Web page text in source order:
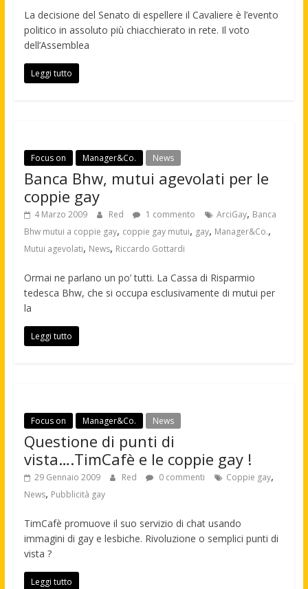
La decisione del Senato di espellere il Cavaliere è l’evento
politico in assoluto più chiacchierato in rete. Il voto
dell’Assemblea
Leggi tutto
Focus on Manager&Co. News
Banca Bhw, mutui agevolati per le
coppie gay
4 Marzo 2009 Red 1 commento ArciGay, Banca
Bhw mutui a coppie gay, coppie gay mutui, gay, Manager&Co.,
Mutui agevolati, News, Riccardo Gottardi
Ormai ne parlano un po’ tutti. La Cassa di Risparmio
tedesca Bhw, che si occupa esclusivamente di mutui per
la
Leggi tutto
Focus on Manager&Co. News
Questione di punti di
vista….TimCafè e le coppie gay !
29 Gennaio 2009 Red 0 commenti Coppie gay,
News, Pubblicità gay
TimCafè promuove il suo servizio di chat usando
immagini di gay e lesbiche. Rivoluzione o semplici punti di
vista ?
Leggi tutto